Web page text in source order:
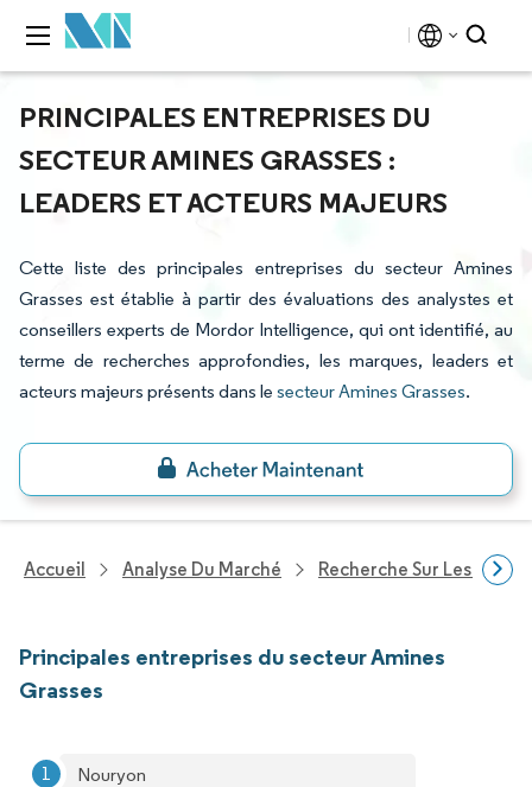
PRINCIPALES ENTREPRISES DU
SECTEUR AMINES GRASSES :
LEADERS ET ACTEURS MAJEURS
Cette liste des principales entreprises du secteur Amines
Grasses est établie à partir des évaluations des analystes et
conseillers experts de Mordor Intelligence, qui ont identifié, au
terme de recherches approfondies, les marques, leaders et
acteurs majeurs présents dans le secteur Amines Grasses.
Accueil Analyse Du Marché Recherche Sur Les
Principales entreprises du secteur Amines
Grasses
Nouryon